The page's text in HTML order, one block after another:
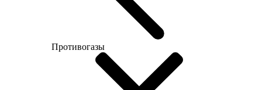
Противогазы